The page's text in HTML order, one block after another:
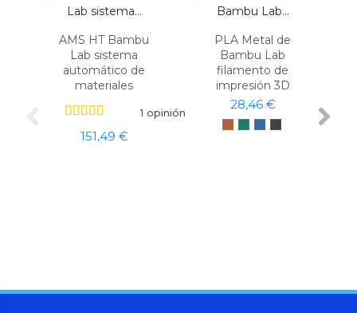
AMS HT Bambu
Lab sistema
automático de
materiales
1 opinión
151,49 €
PLA Metal de
Bambu Lab
filamento de
impresión 3D
28,46 €